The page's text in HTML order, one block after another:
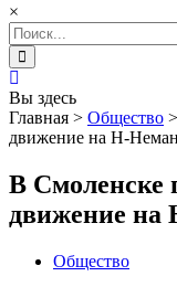
×
Search
for:
Вы здесь
Главная > Общество >
движение на Н-Неман
В Смоленске
движение на
Общество